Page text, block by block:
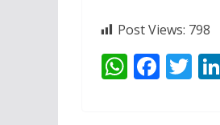
Post Views: 798
W F T